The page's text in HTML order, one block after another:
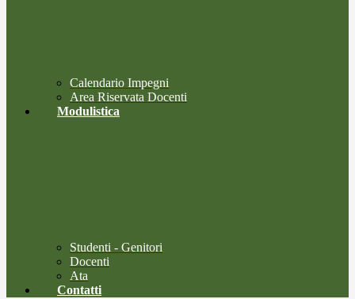
Calendario Impegni
Area Riservata Docenti
Modulistica
Studenti - Genitori
Docenti
Ata
Contatti